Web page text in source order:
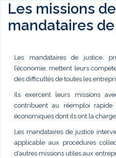
Les missions
mandataires
Les mandataires de justice,
l’économie, mettent leurs
des difficultés de toutes les
Ils exercent leurs missions
contribuent au réemploi rapide
économiques dont ils ont la
Les mandataires de justice
applicable aux procédures
d’autres missions utiles aux